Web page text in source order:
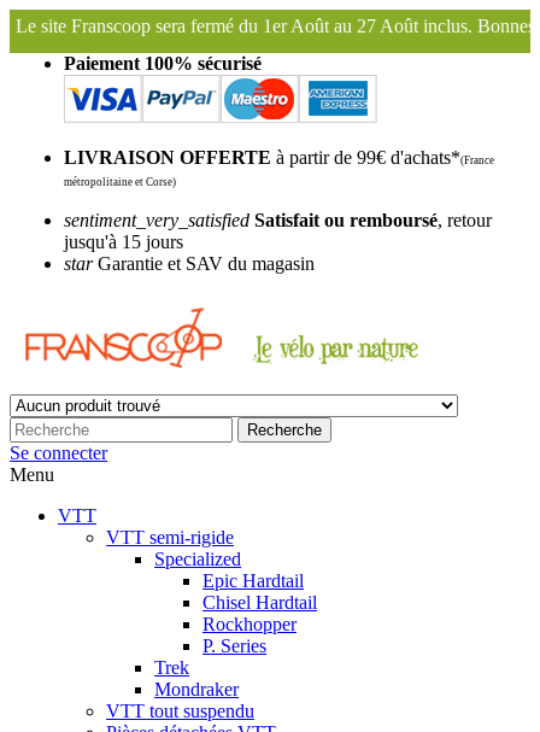
du 1er Août au 27 Août inclus. Bonnes vacances !
Franscoop, le
Paiement 100% sécurisé
LIVRAISON OFFERTE à partir de 99€ d'achats*(France
métropolitaine et Corse)
sentiment_very_satisfied Satisfait ou remboursé, retour
jusqu'à 15 jours
starGarantie et SAV du magasin
Recherche
Se connecter
Menu
VTT
VTT semi-rigide
Specialized
Epic Hardtail
Chisel Hardtail
Rockhopper
P. Series
Trek
Mondraker
VTT tout suspendu